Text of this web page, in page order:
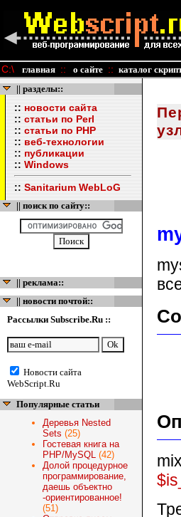
C:\ главная :: о сайте :: каталог
|| разделы::
::новости сайта
::статьи по Perl
::статьи по PHP
::веб-технологии
::публикации
::Windows
::Sanitarium WebLoG
|| поиск по сайту::
|| реклама::
|| новости почтой::
Рассылки Subscribe.Ru ::
Новости сайта
WebScript.Ru
Популярные статьи
Деревья Nested
Sets (25)
Гостевая книга на
PHP/MySQL (42)
Долой процедурное
программирование,
даешь объектно
-ориентированное!
(51)